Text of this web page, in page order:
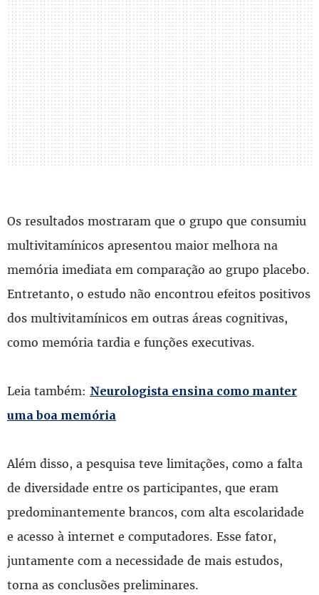
Os resultados mostraram que o grupo que consumiu
multivitamínicos apresentou maior melhora na
memória imediata em comparação ao grupo placebo.
Entretanto, o estudo não encontrou efeitos positivos
dos multivitamínicos em outras áreas cognitivas,
como memória tardia e funções executivas.
Leia também: Neurologista ensina como manter
uma boa memória
Além disso, a pesquisa teve limitações, como a falta
de diversidade entre os participantes, que eram
predominantemente brancos, com alta escolaridade
e acesso à internet e computadores. Esse fator,
juntamente com a necessidade de mais estudos,
torna as conclusões preliminares.